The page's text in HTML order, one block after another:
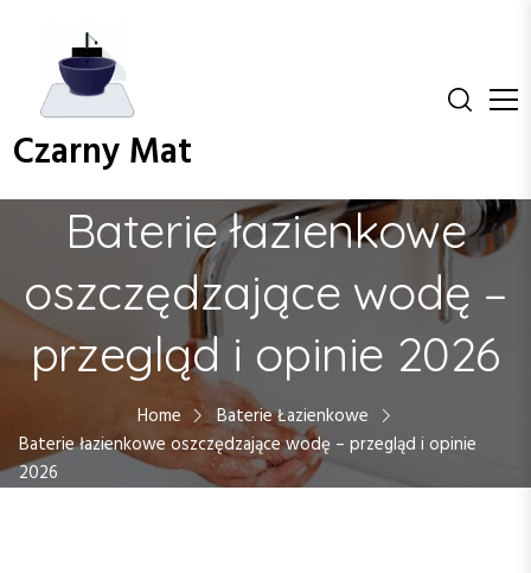
e
t
Czarny Mat
Baterie łazienkowe
oszczędzające wodę –
przegląd i opinie 2026
Home
Baterie Łazienkowe
Baterie łazienkowe oszczędzające wodę – przegląd i opinie
2026